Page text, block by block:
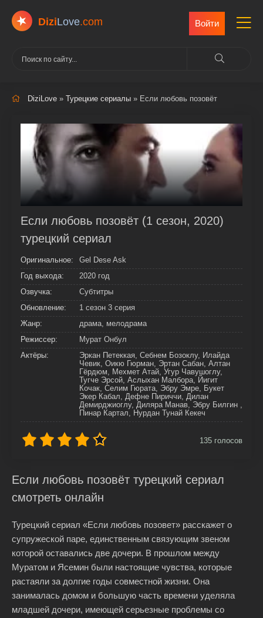
DiziLove.com Войти
DiziLove » Турецкие сериалы » Если любовь позовёт
Если любовь позовёт (1 сезон, 2020)
турецкий сериал
Оригинальное:
Gel Dese Ask
Год выхода:
2020 год
Озвучка:
Субтитры
Обновление:
1 сезон 3 серия
Жанр:
драма, мелодрама
Режиссер:
Мурат Онбул
Актёры:
Эркан Петеккая, Себнем Бозоклу, Илайда
Чевик, Оикю Гюрман, Эртан Сабан, Алтан
Гёрдюм, Мехмет Атай, Угур Чавушоглу,
Тугче Эрсой, Аслыхан Малбора, Йигит
Кочак, Селим Гюрата, Эбру Эмре, Букет
Экер Кабал, Дефне Пириччи, Дилан
Демирджиоглу, Диляра Манав, Эбру Билгин ,
Пинар Картал, Нурдан Тунай Кекеч
135 голосов
Если любовь позовёт турецкий сериал
смотреть онлайн
Турецкий сериал «Если любовь позовет» расскажет о
супружеской паре, единственным связующим звеном
которой оставались две дочери. В прошлом между
Муратом и Ясемин были настоящие чувства, которые
растаяли за долгие годы совместной жизни. Она
занималась домом и большую часть времени уделяла
младшей дочери, имеющей серьезные проблемы со